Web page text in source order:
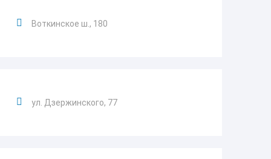
Воткинское ш., 180
ул. Дзержинского, 77